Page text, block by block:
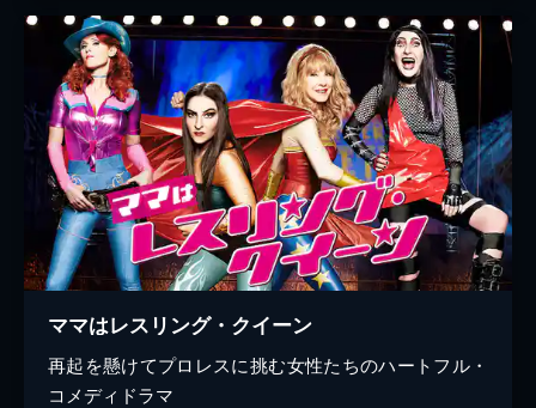
ママはレスリング・クイーン
再起を懸けてプロレスに挑む女性たちのハートフル・
コメディドラマ